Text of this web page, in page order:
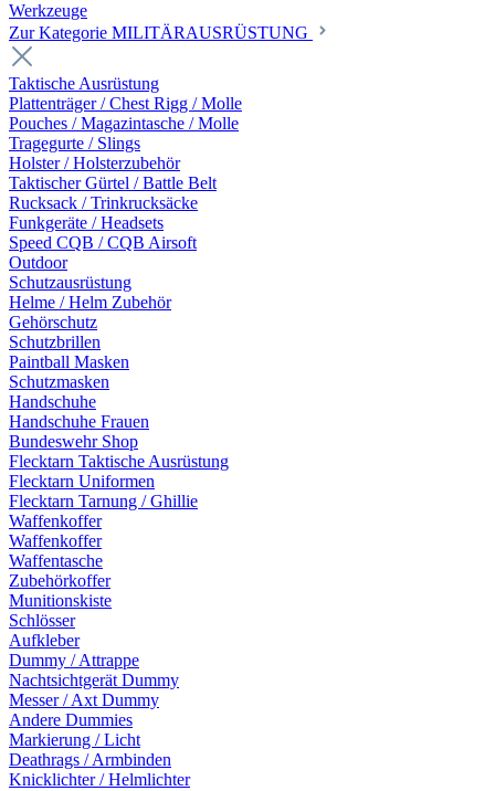
Werkzeuge
Zur Kategorie MILITÄRAUSRÜSTUNG
Taktische Ausrüstung
Plattenträger / Chest Rigg / Molle
Pouches / Magazintasche / Molle
Tragegurte / Slings
Holster / Holsterzubehör
Taktischer Gürtel / Battle Belt
Rucksack / Trinkrucksäcke
Funkgeräte / Headsets
Speed CQB / CQB Airsoft
Outdoor
Schutzausrüstung
Helme / Helm Zubehör
Gehörschutz
Schutzbrillen
Paintball Masken
Schutzmasken
Handschuhe
Handschuhe Frauen
Bundeswehr Shop
Flecktarn Taktische Ausrüstung
Flecktarn Uniformen
Flecktarn Tarnung / Ghillie
Waffenkoffer
Waffenkoffer
Waffentasche
Zubehörkoffer
Munitionskiste
Schlösser
Aufkleber
Dummy / Attrappe
Nachtsichtgerät Dummy
Messer / Axt Dummy
Andere Dummies
Markierung / Licht
Deathrags / Armbinden
Knicklichter / Helmlichter